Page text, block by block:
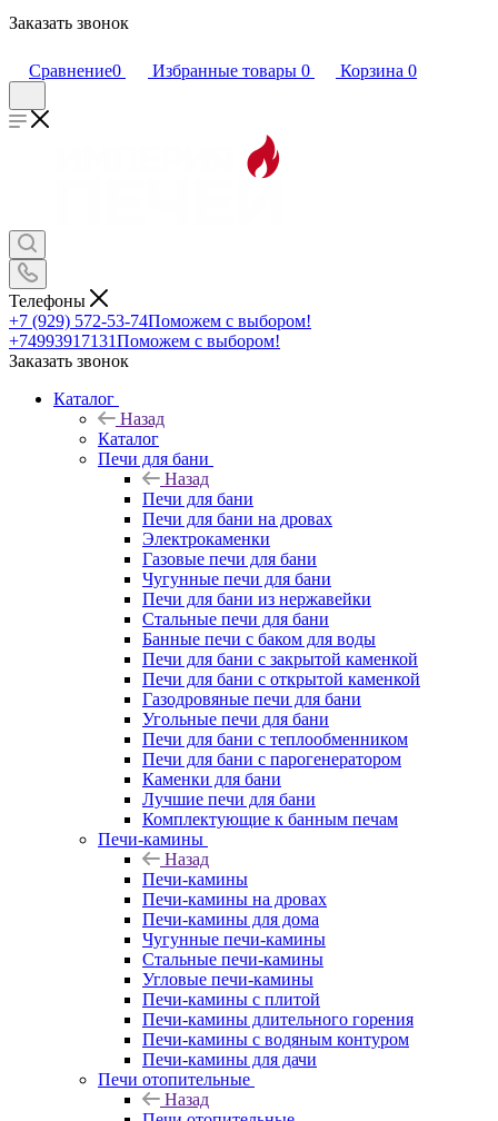
Заказать звонок
Сравнение0 Избранные товары 0 Корзина 0
Телефоны
+7 (929) 572-53-74Поможем с выбором!
+74993917131Поможем с выбором!
Заказать звонок
Каталог
Назад
Каталог
Печи для бани
Назад
Печи для бани
Печи для бани на дровах
Электрокаменки
Газовые печи для бани
Чугунные печи для бани
Печи для бани из нержавейки
Стальные печи для бани
Банные печи с баком для воды
Печи для бани с закрытой каменкой
Печи для бани с открытой каменкой
Газодровяные печи для бани
Угольные печи для бани
Печи для бани с теплообменником
Печи для бани с парогенератором
Каменки для бани
Лучшие печи для бани
Комплектующие к банным печам
Печи-камины
Назад
Печи-камины
Печи-камины на дровах
Печи-камины для дома
Чугунные печи-камины
Стальные печи-камины
Угловые печи-камины
Печи-камины с плитой
Печи-камины длительного горения
Печи-камины с водяным контуром
Печи-камины для дачи
Печи отопительные
Назад